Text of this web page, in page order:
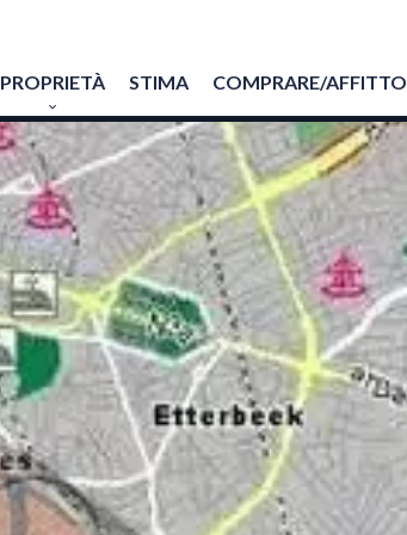
PROPRIETÀ STIMA COMPRARE/AFFITTO